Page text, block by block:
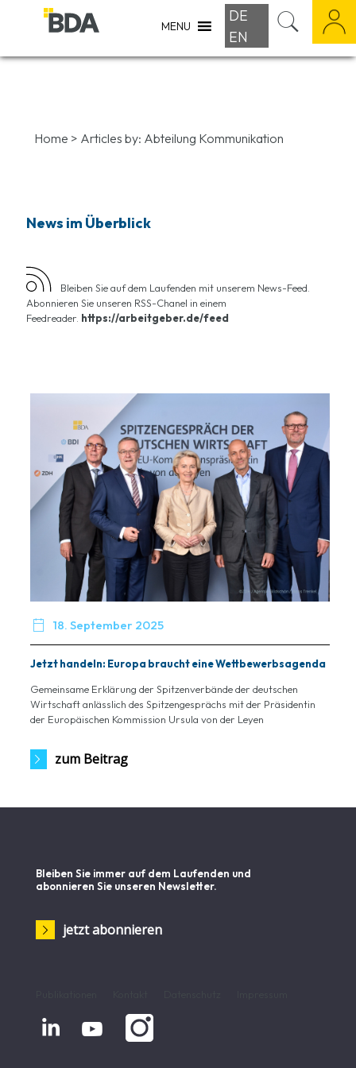
MENU
DE
EN
Home > Articles by: Abteilung Kommunikation
News im Überblick
Bleiben Sie auf dem Laufenden mit unserem News-Feed.
Abonnieren Sie unseren RSS-Chanel in einem
Feedreader. https://arbeitgeber.de/feed
 18. September 2025
Jetzt handeln: Europa braucht eine Wettbewerbsagenda
Gemeinsame Erklärung der Spitzenverbände der deutschen
Wirtschaft anlässlich des Spitzengesprächs mit der Präsidentin
der Europäischen Kommission Ursula von der Leyen
zum Beitrag
Bleiben Sie immer auf dem Laufenden und
abonnieren Sie unseren Newsletter.
jetzt abonnieren
 